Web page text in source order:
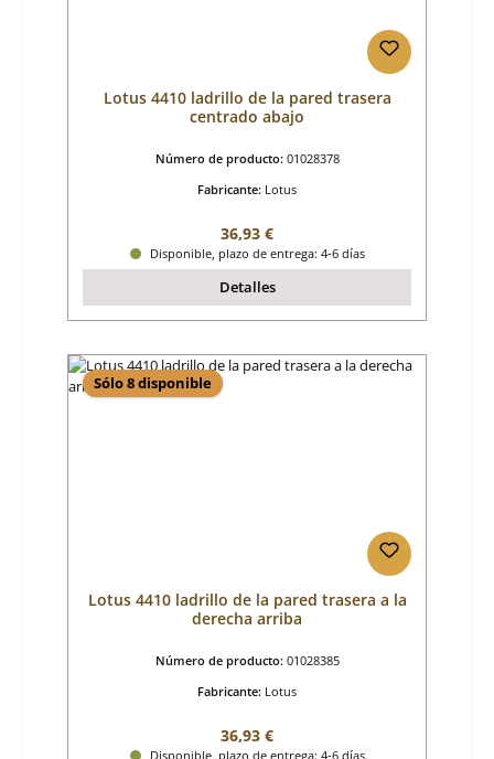
Lotus 4410 ladrillo de la pared trasera
centrado abajo
Número de producto: 01028378
Fabricante: Lotus
Precio normal:
36,93 €
Disponible, plazo de entrega: 4-6 días
Detalles
Sólo 8 disponible
Lotus 4410 ladrillo de la pared trasera a la
derecha arriba
Número de producto: 01028385
Fabricante: Lotus
Precio normal:
36,93 €
Disponible, plazo de entrega: 4-6 días